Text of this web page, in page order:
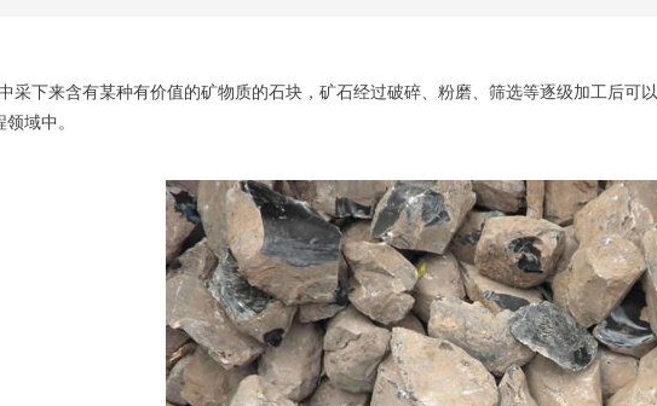
下来含有某种有价值的矿物质的石块，矿石经过破碎、粉磨、筛选等逐级加工后可
域中。